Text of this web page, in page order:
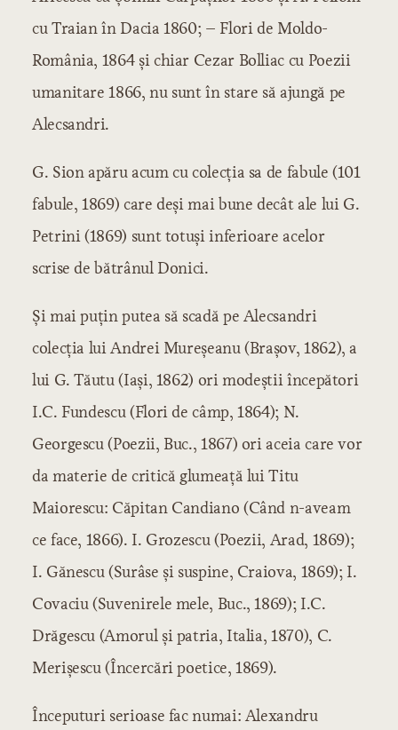
cu Traian în Dacia 1860; – Flori de Moldo-
România, 1864 şi chiar Cezar Bolliac cu Poezii
umanitare 1866, nu sunt în stare să ajungă pe
Alecsandri.
G. Sion apăru acum cu colecţia sa de fabule (101
fabule, 1869) care deşi mai bune decât ale lui G.
Petrini (1869) sunt totuşi inferioare acelor
scrise de bătrânul Donici.
Şi mai puţin putea să scadă pe Alecsandri
colecţia lui Andrei Mureşeanu (Braşov, 1862), a
lui G. Tăutu (Iaşi, 1862) ori modeştii începători
I.C. Fundescu (Flori de câmp, 1864); N.
Georgescu (Poezii, Buc., 1867) ori aceia care vor
da materie de critică glumeaţă lui Titu
Maiorescu: Căpitan Candiano (Când n-aveam
ce face, 1866). I. Grozescu (Poezii, Arad, 1869);
I. Gănescu (Surâse şi suspine, Craiova, 1869); I.
Covaciu (Suvenirele mele, Buc., 1869); I.C.
Drăgescu (Amorul şi patria, Italia, 1870), C.
Merişescu (Încercări poetice, 1869).
Începuturi serioase fac numai: Alexandru